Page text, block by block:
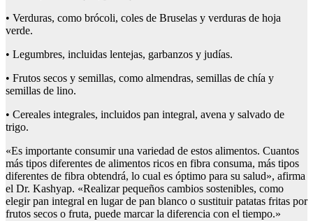
• Verduras, como brócoli, coles de Bruselas y verduras de hoja
verde.
• Legumbres, incluidas lentejas, garbanzos y judías.
• Frutos secos y semillas, como almendras, semillas de chía y
semillas de lino.
• Cereales integrales, incluidos pan integral, avena y salvado de
trigo.
«Es importante consumir una variedad de estos alimentos. Cuantos
más tipos diferentes de alimentos ricos en fibra consuma, más tipos
diferentes de fibra obtendrá, lo cual es óptimo para su salud», afirma
el Dr. Kashyap. «Realizar pequeños cambios sostenibles, como
elegir pan integral en lugar de pan blanco o sustituir patatas fritas por
frutos secos o fruta, puede marcar la diferencia con el tiempo.»